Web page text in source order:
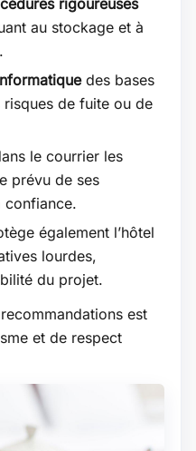
au stockage et à
des bases
de fuite ou de
le courrier les
prévu de ses
confiance.
également l’hôtel
lourdes,
du projet.
est
et de respect